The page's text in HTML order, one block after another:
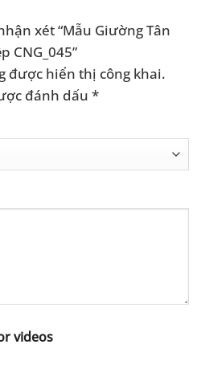
xét “Mẫu Giường Tân
CNG_045”
được hiển thị công khai.
đánh dấu *
videos